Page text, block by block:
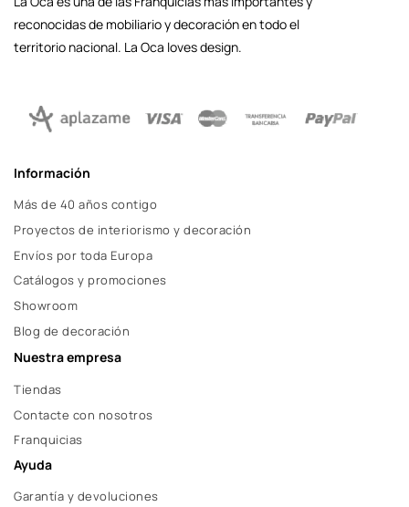
reconocidas de mobiliario y decoración en todo el
territorio nacional. La Oca loves design.
Información
Más de 40 años contigo
Proyectos de interiorismo y decoración
Envíos por toda Europa
Catálogos y promociones
Showroom
Blog de decoración
Nuestra empresa
Tiendas
Contacte con nosotros
Franquicias
Ayuda
Garantía y devoluciones